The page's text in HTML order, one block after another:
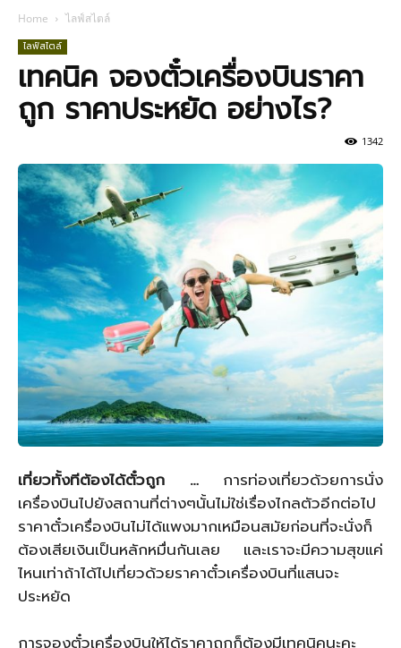
Home ไลฟ์สไตล์
ไลฟ์สไตล์
เทคนิค จองตั๋วเครื่องบินราคา
ถูก ราคาประหยัด อย่างไร?
1342
เที่ยวทั้งทีต้องได้ตั๋วถูก … การท่องเที่ยวด้วยการนั่ง
เครื่องบินไปยังสถานที่ต่างๆนั้นไม่ใช่เรื่องไกลตัวอีกต่อไป
ราคาตั๋วเครื่องบินไม่ได้แพงมากเหมือนสมัยก่อนที่จะนั่งก็
ต้องเสียเงินเป็นหลักหมื่นกันเลย และเราจะมีความสุขแค่
ไหนเท่าถ้าได้ไปเที่ยวด้วยราคาตั๋วเครื่องบินที่แสนจะ
ประหยัด
การจองตั๋วเครื่องบินให้ได้ราคาถูกก็ต้องมีเทคนิคนะคะ